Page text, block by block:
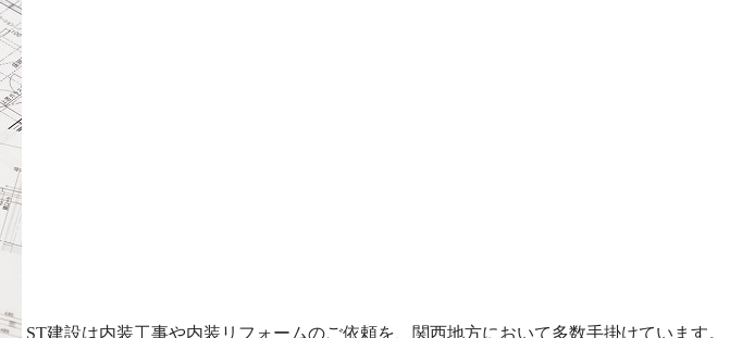
ST建設は内装工事や内装リフォームのご依頼を、関西地方において多数手掛けています。